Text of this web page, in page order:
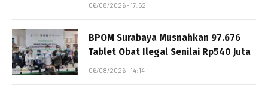
06/08/2026 - 17:52
BPOM Surabaya Musnahkan 97.676
Tablet Obat Ilegal Senilai Rp540 Juta
06/08/2026 - 14:14